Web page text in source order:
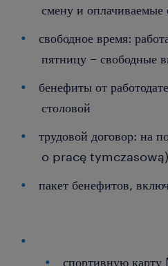
смену и оплачиваемые
свободное время:
пятницу – свободные
бенефиты от
столовой
трудовой договор: на
o pracę tymczasową)
пакет бенефитов,
спортивную